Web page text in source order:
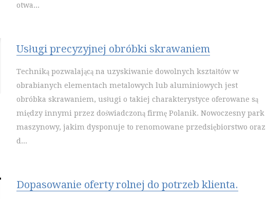
otwa...
Usługi precyzyjnej obróbki skrawaniem
Techniką pozwalającą na uzyskiwanie dowolnych kształtów w
obrabianych elementach metalowych lub aluminiowych jest
obróbka skrawaniem, usługi o takiej charakterystyce oferowane są
między innymi przez doświadczoną firmę Polanik. Nowoczesny park
maszynowy, jakim dysponuje to renomowane przedsiębiorstwo oraz
d...
Dopasowanie oferty rolnej do potrzeb klienta.